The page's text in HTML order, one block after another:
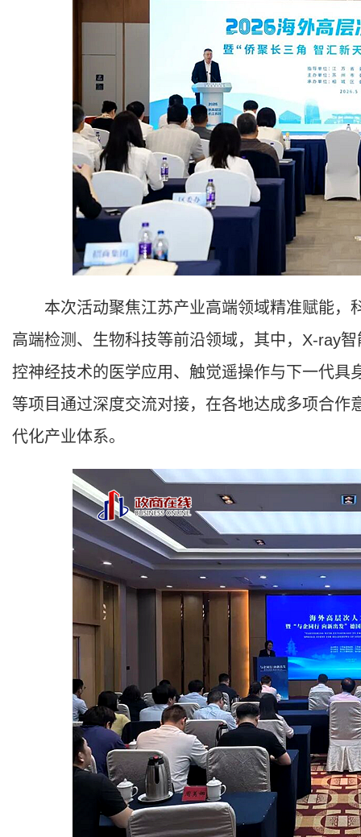
本次活动聚焦江苏产业高端领域精准赋能，
高端检测、生物科技等前沿领域，其中，X-ray
控神经技术的医学应用、触觉遥操作与下一代
等项目通过深度交流对接，在各地达成多项合
代化产业体系。